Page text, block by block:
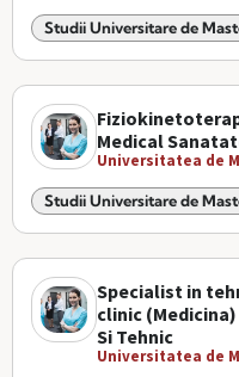
Studii Universitare de
Medical
Universitatea de
Studii Universitare de
Specialist in
clinic
Si Tehnic
Universitatea de